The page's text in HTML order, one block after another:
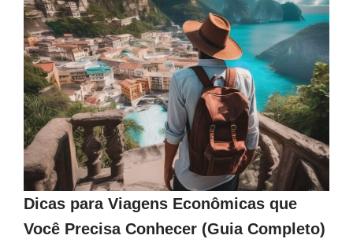
Dicas para Viagens Econômicas que
Você Precisa Conhecer (Guia Completo)